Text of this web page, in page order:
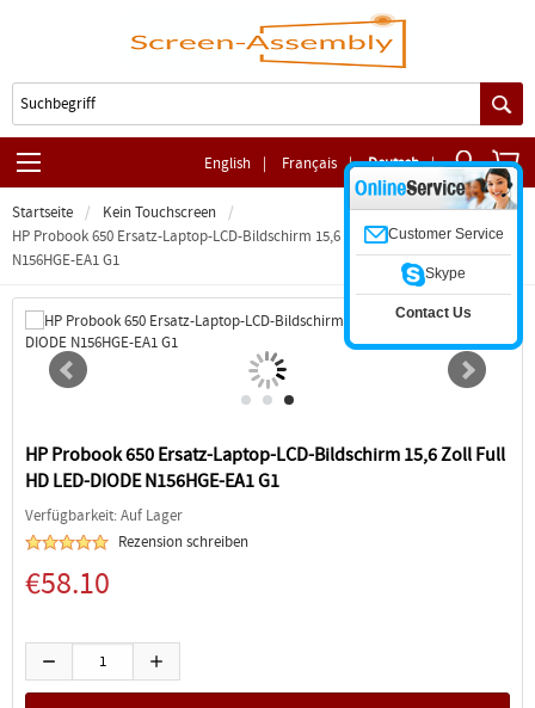
English | Français | Deutsch |
Startseite
Kein Touchscreen
HP Probook 650 Ersatz-Laptop-LCD-Bildschirm 15,6 Zoll Full HD LED-DIODE
N156HGE-EA1 G1
HP Probook 650 Ersatz-Laptop-LCD-Bildschirm 15,6 Zoll Full
HD LED-DIODE N156HGE-EA1 G1
Verfügbarkeit: Auf Lager
Rezension schreiben
€58.10
Customer Service
Skype
Contact Us